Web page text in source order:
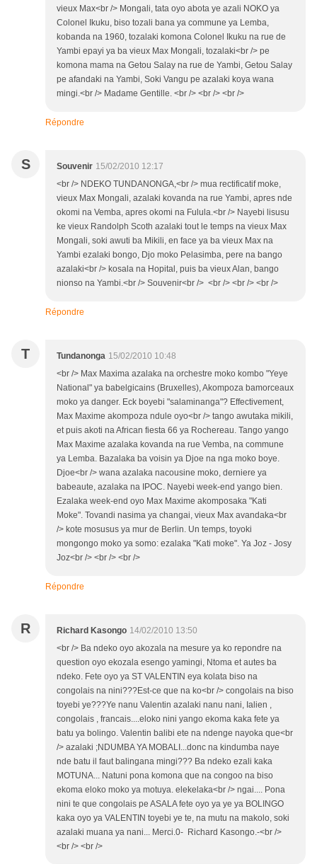
vieux Max<br /> Mongali, tata oyo abota ye azali NOKO ya
Colonel Ikuku, biso tozali bana ya commune ya Lemba,
kobanda na 1960, tozalaki komona Colonel Ikuku na rue de
Yambi epayi ya ba vieux Max Mongali, tozalaki<br /> pe
komona mama na Getou Salay na rue de Yambi, Getou Salay
pe afandaki na Yambi, Soki Vangu pe azalaki koya wana
mingi.<br /> Madame Gentille. <br /> <br /> <br />
Répondre
S Souvenir 15/02/2010 12:17
<br /> NDEKO TUNDANONGA,<br /> mua rectificatif moke,
vieux Max Mongali, azalaki kovanda na rue Yambi, apres nde
okomi na Vemba, apres okomi na Fulula.<br /> Nayebi lisusu
ke vieux Randolph Scoth azalaki tout le temps na vieux Max
Mongali, soki awuti ba Mikili, en face ya ba vieux Max na
Yambi ezalaki bongo, Djo moko Pelasimba, pere na bango
azalaki<br /> kosala na Hopital, puis ba vieux Alan, bango
nionso na Yambi.<br /> Souvenir<br /> <br /> <br /> <br />
Répondre
T Tundanonga 15/02/2010 10:48
<br /> Max Maxima azalaka na orchestre moko kombo "Yeye
National" ya babelgicains (Bruxelles), Akompoza bamorceaux
moko ya danger. Eck boyebi "salaminanga"? Effectivement,
Max Maxime akompoza ndule oyo<br /> tango awutaka mikili,
et puis akoti na African fiesta 66 ya Rochereau. Tango yango
Max Maxime azalaka kovanda na rue Vemba, na commune
ya Lemba. Bazalaka ba voisin ya Djoe na nga moko boye.
Djoe<br /> wana azalaka nacousine moko, derniere ya
babeaute, azalaka na IPOC. Nayebi week-end yango bien.
Ezalaka week-end oyo Max Maxime akomposaka "Kati
Moke". Tovandi nasima ya changai, vieux Max avandaka<br
/> kote mosusus ya mur de Berlin. Un temps, toyoki
mongongo moko ya somo: ezalaka "Kati moke". Ya Joz - Josy
Joz<br /> <br /> <br />
Répondre
R Richard Kasongo 14/02/2010 13:50
<br /> Ba ndeko oyo akozala na mesure ya ko repondre na
question oyo ekozala esengo yamingi, Ntoma et autes ba
ndeko. Fete oyo ya ST VALENTIN eya kolata biso na
congolais na nini???Est-ce que na ko<br /> congolais na biso
toyebi ye???Ye nanu Valentin azalaki nanu nani, Ialien ,
congolais , francais....eloko nini yango ekoma kaka fete ya
batu ya bolingo. Valentin balibi ete na ndenge nayoka que<br
/> azalaki ;NDUMBA YA MOBALI...donc na kindumba naye
nde batu il faut balingana mingi??? Ba ndeko ezali kaka
MOTUNA... Natuni pona komona que na congoo na biso
ekoma eloko moko ya motuya. elekelaka<br /> ngai.... Pona
nini te que congolais pe ASALA fete oyo ya ye ya BOLINGO
kaka oyo ya VALENTIN toyebi ye te, na mutu na makolo, soki
azalaki muana ya nani... Merci.0- Richard Kasongo.-<br />
<br /> <br />